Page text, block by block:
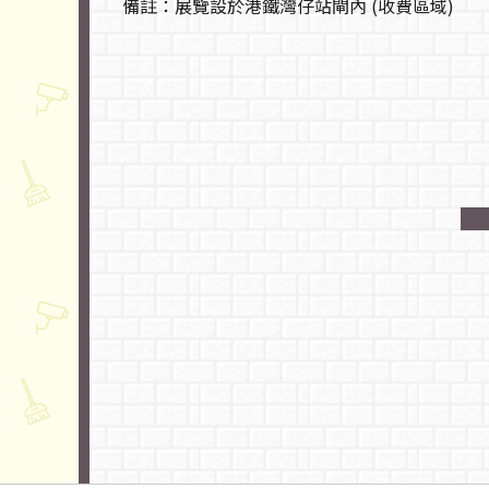
備註：展覽設於港鐵灣仔站閘內 (收費區域)